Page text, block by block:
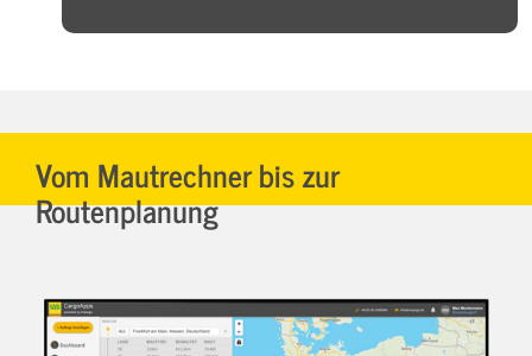
Vom Mautrechner bis zur
Routenplanung